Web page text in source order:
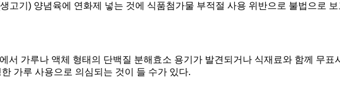
생고기 ) 양념육에 연화제 넣는 것에 식품첨가물 부적절 사용 위반으로 불법으로
서 가루나 액체 형태의 단백질 분해효소 용기가 발견되거나 식재료와 함께 무표
가루 사용으로 의심되는 것이 들 수가 있다.